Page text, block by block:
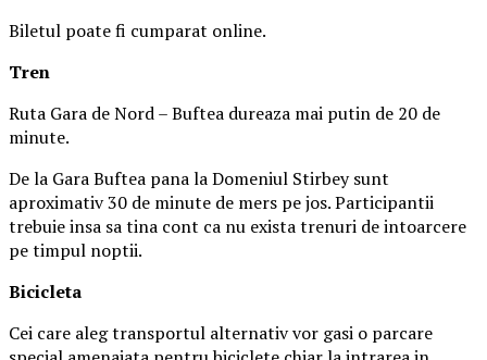
Biletul poate fi cumparat online.
Tren
Ruta Gara de Nord – Buftea dureaza mai putin de 20 de
minute.
De la Gara Buftea pana la Domeniul Stirbey sunt
aproximativ 30 de minute de mers pe jos. Participantii
trebuie insa sa tina cont ca nu exista trenuri de intoarcere
pe timpul noptii.
Bicicleta
Cei care aleg transportul alternativ vor gasi o parcare